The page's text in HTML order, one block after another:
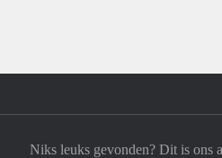
Niks leuks gevonden? Dit is ons